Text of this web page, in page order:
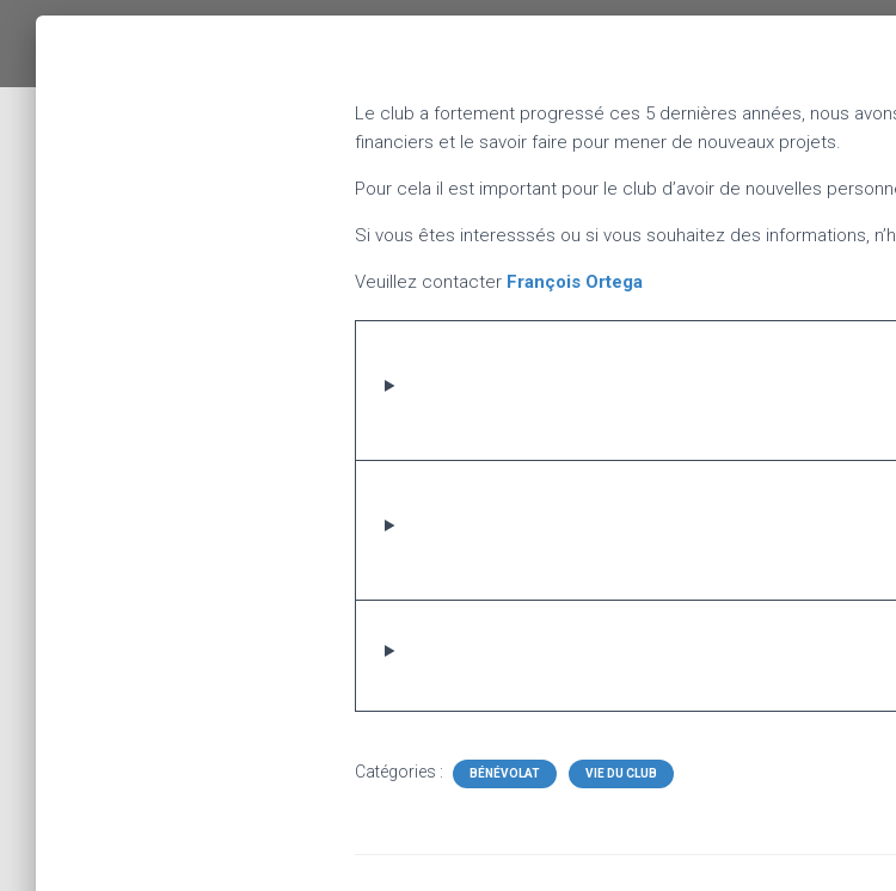
Le club a fortement progressé ces 5 dernières années, nous
financiers et le savoir faire pour mener de nouveaux projets.
Pour cela il est important pour le club d’avoir de nouvelles
Si vous êtes interesssés ou si vous souhaitez des informations,
Veuillez contacter François Ortega
Catégories : BÉNÉVOLAT VIE DU CLUB